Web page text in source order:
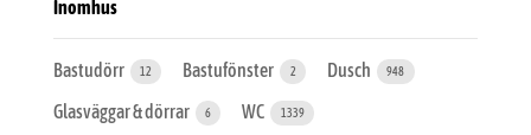
Inomhus
Bastudörr 12 Bastufönster 2 Dusch 948
Glasväggar & dörrar 6 WC 1339